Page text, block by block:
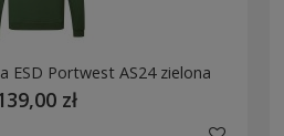
ESD Portwest AS24 zielona
zł